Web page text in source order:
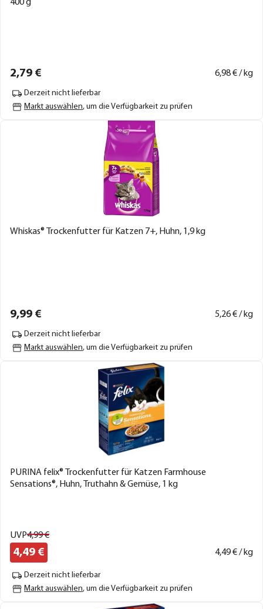
400 g
2,79 € 6,98€ / kg
Derzeit nicht lieferbar
Markt auswählen, um die Verfügbarkeit zu prüfen
Whiskas® Trockenfutter für Katzen 7+, Huhn, 1,9 kg
9,99 € 5,26€ / kg
Derzeit nicht lieferbar
Markt auswählen, um die Verfügbarkeit zu prüfen
PURINA felix® Trockenfutter für Katzen Farmhouse
Sensations®, Huhn, Truthahn & Gemüse, 1 kg
UVP4,99€
4,49 € 4,49€ / kg
Derzeit nicht lieferbar
Markt auswählen, um die Verfügbarkeit zu prüfen